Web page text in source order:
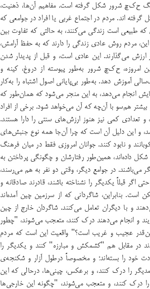
ح‌ک‌چ شرور شکل گرفته است. مفاهیم آن‌ها، ذهنیت،
اند. مردم در اجتماع غربی یا افراد در جوامعی که
است زندگی می‌کنند، به حالتی که تفاوت بین
مردم روش عادی زندگی را دارند که به حفظ آرامش،
ارزش می‌گذارند. این عادی است، و قبل از پدیدار شدن
امروزه، ح‌ک‌چ شرور به‌طور پیوسته از دروغ، کینه و
آموزش دهد. به‌طور بی‌پایانی اصول اشتباه را به‌کار
انجام می‌دهد، به این منجر می‌شود که همان‌طور که
بیشتر هم‌سو با آن‌چه که آن می‌خواهد شود. برخی از افراد
کمی نیز هنوز ارزش‌های سنتی را دارا هستند.
و این دلیل آن است که چرا آن‌جا همه نوع جنبش‌های
و نابود کنند. جوانان امروزی فقط در میان فرهنگ
داده‌اند، همین‌طور رفتارشان و چگونگی پرداختن به
می‌باشند. در جوامع دیگر، وقتی دو نفر به هم می‌رسند،
قبلاً‌ یکدیگر را نشناخته باشند، قادرند صادقانه و
بنابراین، شاگردانی که از سرزمین چین آمده‌اند
و با دیگران تعامل می‌کنند. شاگردان خارج از چین
و انجام می‌دهند درک کنند، متعجب می‌شوند، "چطور
عجیب و غریب است؟" واقعیت این است که مردم
در مقابل هم "کشمکش و مبارزه" کنند و یکدیگر را
خود را بسته‌اند؛ و مخصوصاً درطول آزار و شکنجه‌ی
را درک کنند، و برعکس، چینی‌ها، درحالی که این
را درک کنند، و متعجب می‌شوند، "چگونه این خارجی‌ها